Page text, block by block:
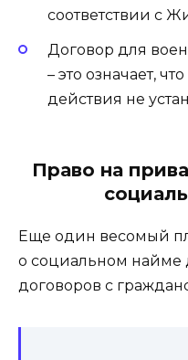
соответствии с
Договор для
– это означает,
действия не
Право на
Еще один весомый
о социальном найме
договоров с